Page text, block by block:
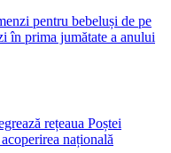
pentru bebeluși de pe
în prima jumătate a anului
rețeaua Poștei
națională